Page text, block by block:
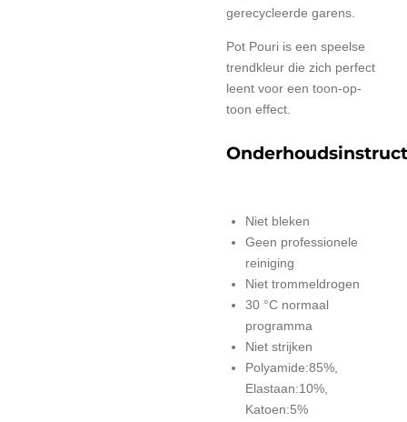
gerecycleerde garens.
Pot Pouri is een speelse
trendkleur die zich perfect
leent voor een toon-op-
toon effect.
Niet bleken
Geen professionele
reiniging
Niet trommeldrogen
30 °C normaal
programma
Niet strijken
Polyamide:85%,
Elastaan:10%,
Katoen:5%